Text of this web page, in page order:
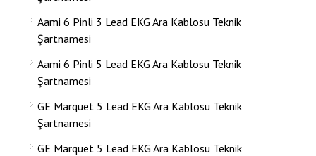
Aami 6 Pinli 3 Lead EKG Ara Kablosu Teknik
Şartnamesi
Aami 6 Pinli 5 Lead EKG Ara Kablosu Teknik
Şartnamesi
GE Marquet 5 Lead EKG Ara Kablosu Teknik
Şartnamesi
GE Marquet 5 Lead EKG Ara Kablosu Teknik